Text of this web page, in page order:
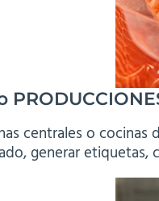
centrales o
generar